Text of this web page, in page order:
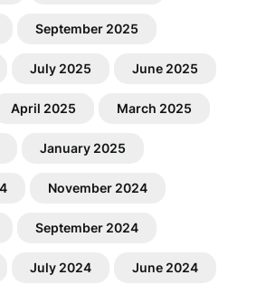
September 2025
July 2025 June 2025
April 2025 March 2025
January 2025
November 2024
September 2024
July 2024 June 2024